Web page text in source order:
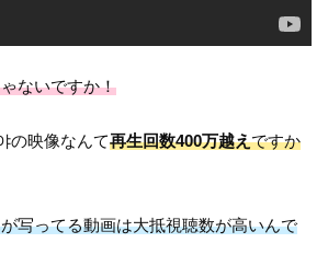
ないですか！
の映像なんて再生回数400万越えですか
写ってる動画は大抵視聴数が高いんで